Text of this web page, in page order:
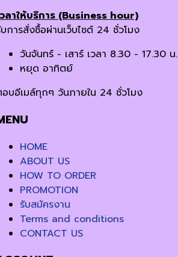
ลาให้บริการ (Business hour)
การสั่งซื้อผ่านเว็บไซต์ 24 ชั่วโมง
วันจันทร์ - เสาร์ เวลา 8.30 - 17.30 น.
หยุด อาทิตย์
บอีเมล์ทุกๆ วันภายใน 24 ชั่วโมง
HOME
ABOUT US
HOW TO ORDER
PROMOTION
รับสมัครงาน
Terms and conditions
CONTACT US